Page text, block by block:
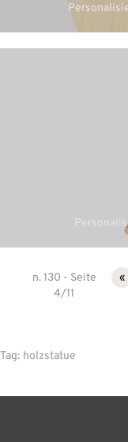
n. 130 - Seite
4/11
«
Tag: holzstatue